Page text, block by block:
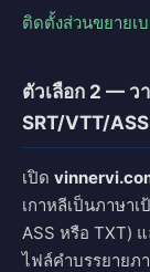
ติดตั้งส่วนขยายเบ
ตัวเลือก 2 — ว
SRT/VTT/
เปิด
เกาหลีเป็นภาษา
ASS หรือ TXT)
ไฟล์คำบรรยายภ